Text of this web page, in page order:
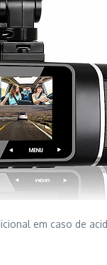
em caso de